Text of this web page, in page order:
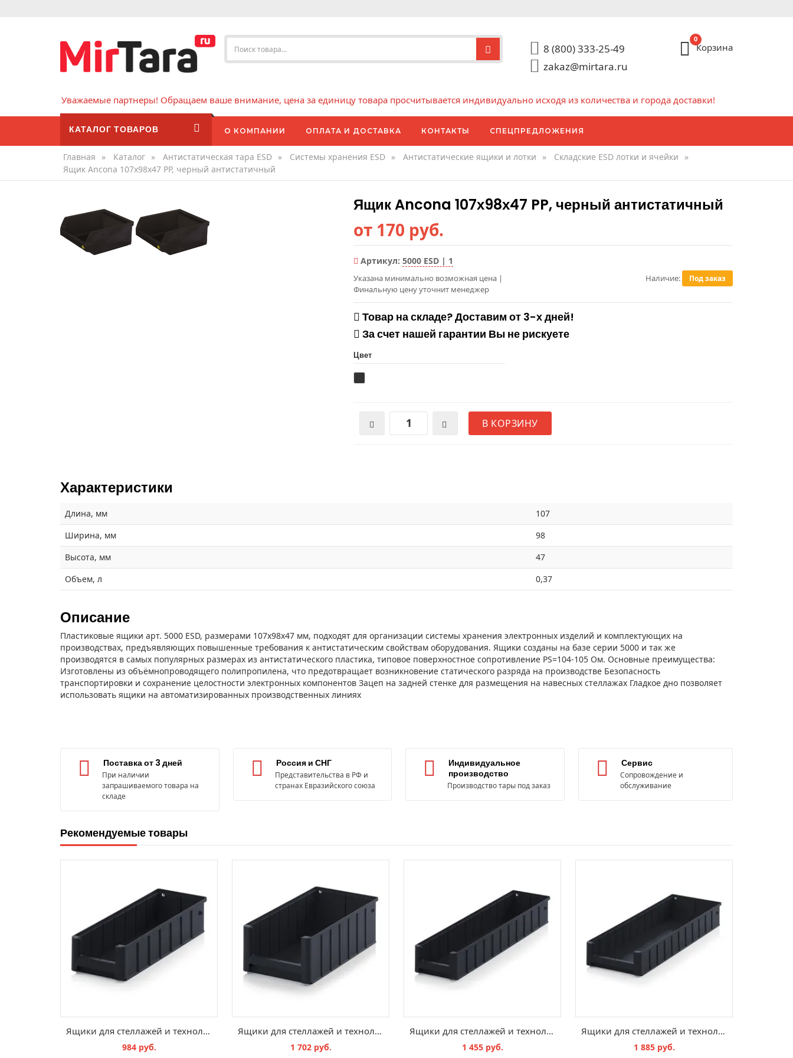
8 (800) 333-25-49
zakaz@mirtara.ru
0
Корзина
Уважаемые партнеры! Обращаем ваше внимание, цена за единицу товара просчитывается индивидуально исходя из количества и города доставки!
КАТАЛОГ ТОВАРОВ О КОМПАНИИ ОПЛАТА И ДОСТАВКА КОНТАКТЫ СПЕЦПРЕДЛОЖЕНИЯ
Главная » Каталог » Антистатическая тара ESD » Системы хранения ESD » Антистатические ящики и лотки » Складские ESD лотки и ячейки
»
Ящик Ancona 107х98х47 PP, черный антистатичный
Ящик Ancona 107х98х47 PP, черный антистатичный
от 170 руб.
Артикул: 5000 ESD | 1
Указана минимально возможная цена |
Финальную цену уточнит менеджер
Наличие: Под заказ
Товар на складе? Доставим от 3-х дней!
За счет нашей гарантии Вы не рискуете
Цвет
В КОРЗИНУ
Характеристики
Длина, мм
107
Ширина, мм
98
Высота, мм
47
Объем, л
0,37
Описание
Пластиковые ящики арт. 5000 ESD, размерами 107х98х47 мм, подходят для организации системы хранения электронных изделий и комплектующих на
производствах, предъявляющих повышенные требования к антистатическим свойствам оборудования. Ящики созданы на базе серии 5000 и так же
производятся в самых популярных размерах из антистатического пластика, типовое поверхностное сопротивление PS=104-105 Ом. Основные преимущества:
Изготовлены из объёмнопроводящего полипропилена, что предотвращает возникновение статического разряда на производстве Безопасность
транспортировки и сохранение целостности электронных компонентов Зацеп на задней стенке для размещения на навесных стеллажах Гладкое дно позволяет
использовать ящики на автоматизированных производственных линиях
Поставка от 3 дней
При наличии
запрашиваемого товара на
складе
Россия и СНГ
Представительства в РФ и
странах Евразийского союза
Индивидуальное
производство
Производство тары под заказ
Сервис
Сопровождение и
обслуживание
Рекомендуемые товары
Ящики для стеллажей и технологических потоков ESD RK 41509
984 руб.
Ящики для стеллажей и технологических потоков ESD RK 4214
1 702 руб.
Ящики для стеллажей и технологических потоков ESD RK 61509
1 455 руб.
Ящики для стеллажей и технологических потоков ESD RK 6209
1 885 руб.